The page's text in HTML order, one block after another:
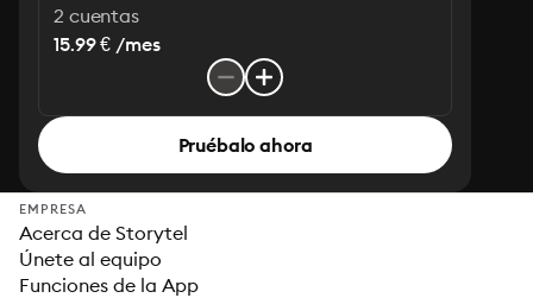
2 cuentas
15.99 € /mes
Pruébalo ahora
EMPRESA
Acerca de Storytel
Únete al equipo
Funciones de la App